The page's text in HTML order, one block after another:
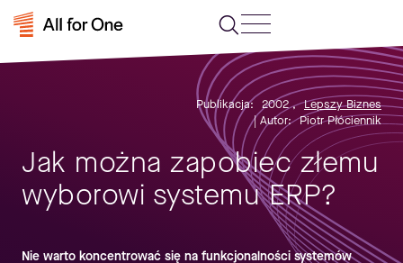
Publikacja: 2002, Lepszy Biznes
| Autor: Piotr Płóciennik
Jak można zapobiec złemu
wyborowi systemu ERP?
Nie warto koncentrować się na funkcjonalności systemów